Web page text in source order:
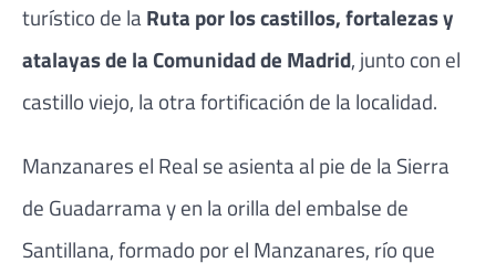
turístico de laRuta por los castillos, fortalezas y
atalayas de la Comunidad de Madrid, junto con el
castillo viejo, la otra fortificación de la localidad.
Manzanares el Real se asienta al pie de la Sierra
de Guadarrama y en la orilla del embalse de
Santillana, formado por el Manzanares, río que